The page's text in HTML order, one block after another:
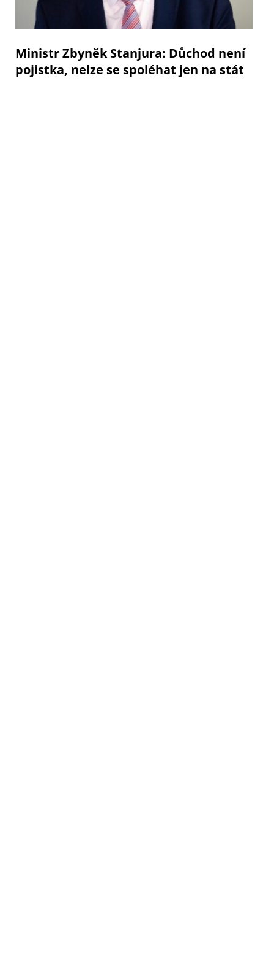
Ministr Zbyněk Stanjura: Důchod není
pojistka, nelze se spoléhat jen na stát